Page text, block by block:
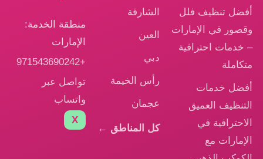
أفضل تنظيف فلل
وقصور في الإمارات
– خدمات احترافية
متكاملة
أفضل خدمات
التنظيف العميق
الاحترافية في
الإمارات مع
الشارقة
العين
دبي
رأس الخيمة
عجمان
كل المناطق ←
منطقة الخدمة:
الإمارات
+971543690242
تواصل عبر
واتساب
X